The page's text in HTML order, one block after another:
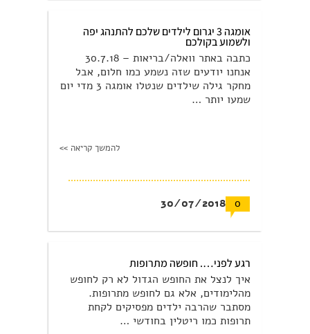
אומגה 3 יגרום לילדים שלכם להתנהג יפה
ולשמוע בקולכם
כתבה באתר וואלה/בריאות – 30.7.18
אנחנו יודעים שזה נשמע כמו חלום, אבל
מחקר גילה שילדים שנטלו אומגה 3 מדי יום
שמעו יותר …
להמשך קריאה >>
0
30/07/2018
רגע לפני…. חופשה מתרופות
איך לנצל את החופש הגדול לא רק לחופש
מהלימודים, אלא גם לחופש מתרופות.
מסתבר שהרבה ילדים מפסיקים לקחת
תרופות כמו ריטלין בחודשי …